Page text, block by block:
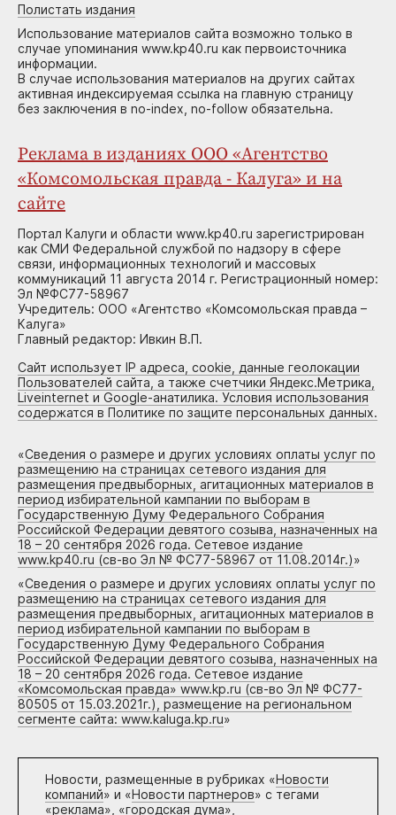
Полистать издания
Использование материалов сайта возможно только в
случае упоминания www.kp40.ru как первоисточника
информации.
В случае использования материалов на других сайтах
активная индексируемая ссылка на главную страницу
без заключения в no-index, no-follow обязательна.
Реклама в изданиях ООО «Агентство
«Комсомольская правда - Калуга» и на
сайте
Портал Калуги и области www.kp40.ru зарегистрирован
как СМИ Федеральной службой по надзору в сфере
связи, информационных технологий и массовых
коммуникаций 11 августа 2014 г. Регистрационный номер:
Эл №ФС77-58967
Учредитель: ООО «Агентство «Комсомольская правда –
Калуга»
Главный редактор: Ивкин В.П.
Сайт использует IP адреса, cookie, данные геолокации
Пользователей сайта, а также счетчики Яндекс.Метрика,
Liveinternet и Google-анатилика. Условия использования
содержатся в Политике по защите персональных данных.
«Сведения о размере и других условиях оплаты услуг по
размещению на страницах сетевого издания для
размещения предвыборных, агитационных материалов в
период избирательной кампании по выборам в
Государственную Думу Федерального Собрания
Российской Федерации девятого созыва, назначенных на
18 – 20 сентября 2026 года. Сетевое издание
www.kp40.ru (св-во Эл № ФС77-58967 от 11.08.2014г.)»
«Сведения о размере и других условиях оплаты услуг по
размещению на страницах сетевого издания для
размещения предвыборных, агитационных материалов в
период избирательной кампании по выборам в
Государственную Думу Федерального Собрания
Российской Федерации девятого созыва, назначенных на
18 – 20 сентября 2026 года. Сетевое издание
«Комсомольская правда» www.kp.ru (св-во Эл № ФС77-
80505 от 15.03.2021г.), размещение на региональном
сегменте сайта: www.kaluga.kp.ru»
Новости, размещенные в рубриках «Новости
компаний» и «Новости партнеров» с тегами
«реклама», «городская дума»,